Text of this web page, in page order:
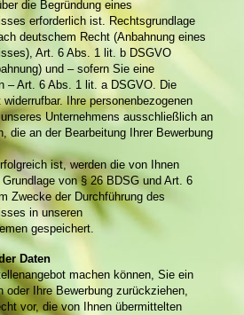
die Begründung eines
erforderlich ist. Rechtsgrundlage
deutschem Recht (Anbahnung eines
Art. 6 Abs. 1 lit. b DSGVO
und – sofern Sie eine
– Art. 6 Abs. 1 lit. a DSGVO. Die
Ihre personenbezogenen
Unternehmens ausschließlich an
die an der Bearbeitung Ihrer Bewerbung
ist, werden die von Ihnen
von § 26 BDSG und Art. 6
Zwecke der Durchführung des
in unseren
gespeichert.
Daten
machen können, Sie ein
oder Ihre Bewerbung zurückziehen,
vor, die von Ihnen übermittelten